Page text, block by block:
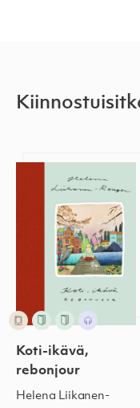
Koti-ikävä,
rebonjour
Helena Liikanen-